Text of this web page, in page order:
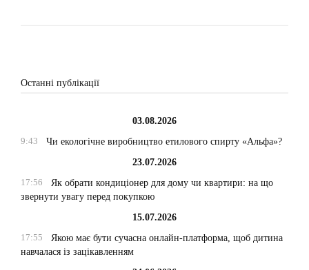
Останні публікації
03.08.2026
9:43
Чи екологічне виробництво етилового спирту «Альфа»?
23.07.2026
17:56
Як обрати кондиціонер для дому чи квартири: на що
звернути увагу перед покупкою
15.07.2026
17:55
Якою має бути сучасна онлайн-платформа, щоб дитина
навчалася із зацікавленням